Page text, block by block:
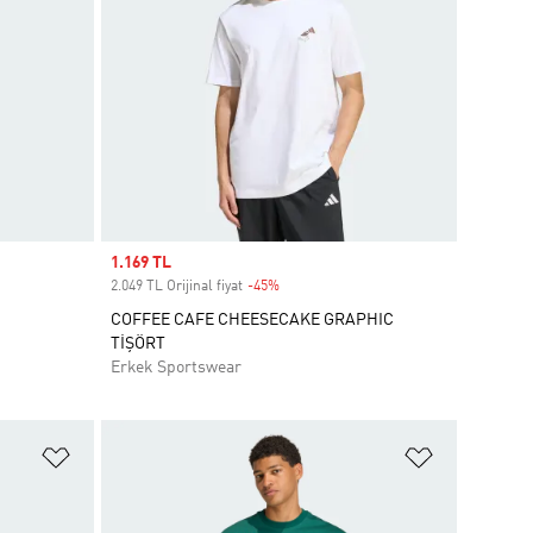
Sale price
1.169 TL
2.049 TL Orijinal fiyat -45%Discount
COFFEE CAFE CHEESECAKE GRAPHIC
TİŞÖRT
Erkek Sportswear